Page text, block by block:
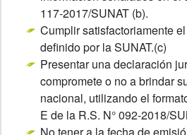
117-2017/SUNAT (b).
Cumplir satisfactoriamente
definido por la SUNAT.(c)
Presentar una declaración
compromete o no a brindar
nacional, utilizando el
E de la R.S. N° 092-2018/